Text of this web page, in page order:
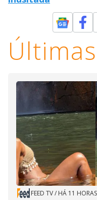
Últimas
FEED TV/ HÁ 11 HORAS